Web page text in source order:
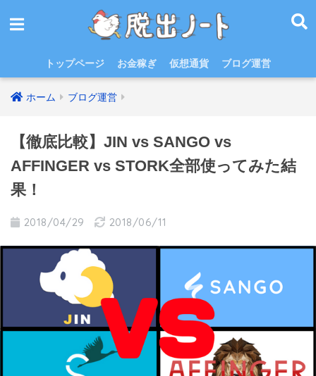
トップページ お金稼ぎ 仮想通貨 ブログ運営
ホーム ブログ運営
【徹底比較】JIN vs SANGO vs
AFFINGER vs STORK全部使ってみた結
果！
2018/04/29 2018/06/11